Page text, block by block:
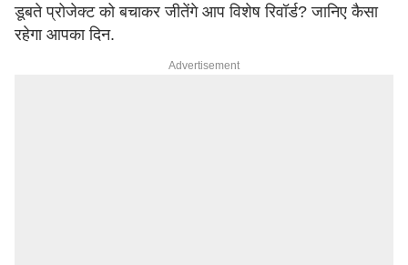
डूबते प्रोजेक्ट को बचाकर जीतेंगे आप विशेष रिवॉर्ड? जानिए कैसा
रहेगा आपका दिन.
Advertisement